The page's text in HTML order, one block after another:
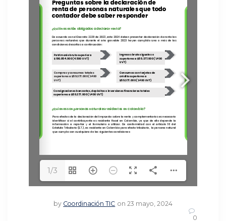
1/3
by Coordinación TIC on 23 mayo, 2024
0